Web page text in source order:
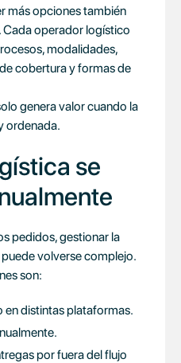
más opciones también
operador logístico
modalidades,
cobertura y formas de
genera valor cuando la
ordenada.
se
pedidos, gestionar la
volverse complejo.
son:
en distintas plataformas.
por fuera del flujo